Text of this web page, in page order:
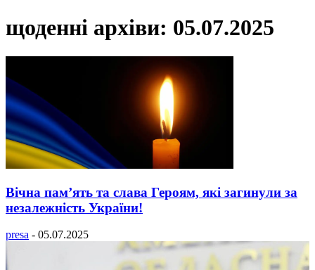
щоденні архіви: 05.07.2025
Вічна пам’ять та слава Героям, які загинули за
незалежність України!
presa - 05.07.2025